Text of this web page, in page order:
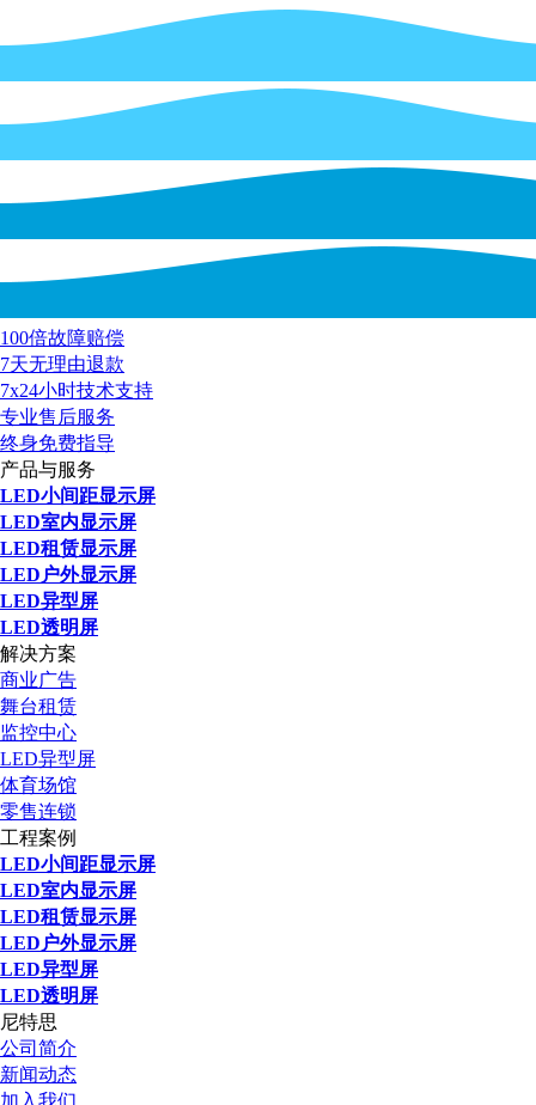
100倍故障赔偿
7天无理由退款
7x24小时技术支持
专业售后服务
终身免费指导
产品与服务
LED小间距显示屏
LED室内显示屏
LED租赁显示屏
LED户外显示屏
LED异型屏
LED透明屏
解决方案
商业广告
舞台租赁
监控中心
LED异型屏
体育场馆
零售连锁
工程案例
LED小间距显示屏
LED室内显示屏
LED租赁显示屏
LED户外显示屏
LED异型屏
LED透明屏
尼特思
公司简介
新闻动态
加入我们